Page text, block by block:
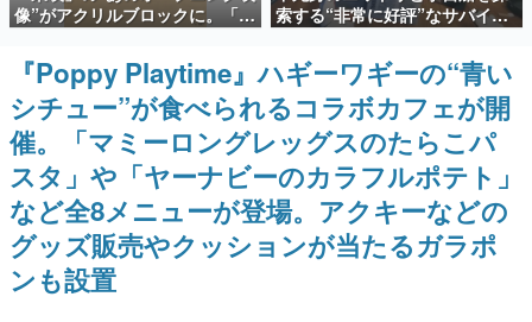
ど。多くの人々に読まれた、電ファミ渾身の“殿堂入り”記
事をまとめました。
ゲームの企画書
名作ゲームクリエイターの方々に製作時のエピソードをお
聞きし、ヒットする企画（ゲーム）とは何か？を探ってい
きます。
赫本
この物語を解いてはいけない。『赫本』は、〈試験問題〉
の形をした短編ホラー小説集です。
新世代に訊く
像”がアクリルブロックに。「東
映ヒストリカル グッズコレクシ
ョン」が8月下旬より発売
索する“非常に好評”なサバイバ
ルゲーム『Breathedge』が無
料で配布中。入手できる期間は8
月10日まで
『Poppy Playtime』ハギーワギーの“青い
シチュー”が食べられるコラボカフェが開
催。「マミーロングレッグスのたらこパ
スタ」や「ヤーナビーのカラフルポテト」
など全8メニューが登場。アクキーなどの
グッズ販売やクッションが当たるガラポ
ンも設置